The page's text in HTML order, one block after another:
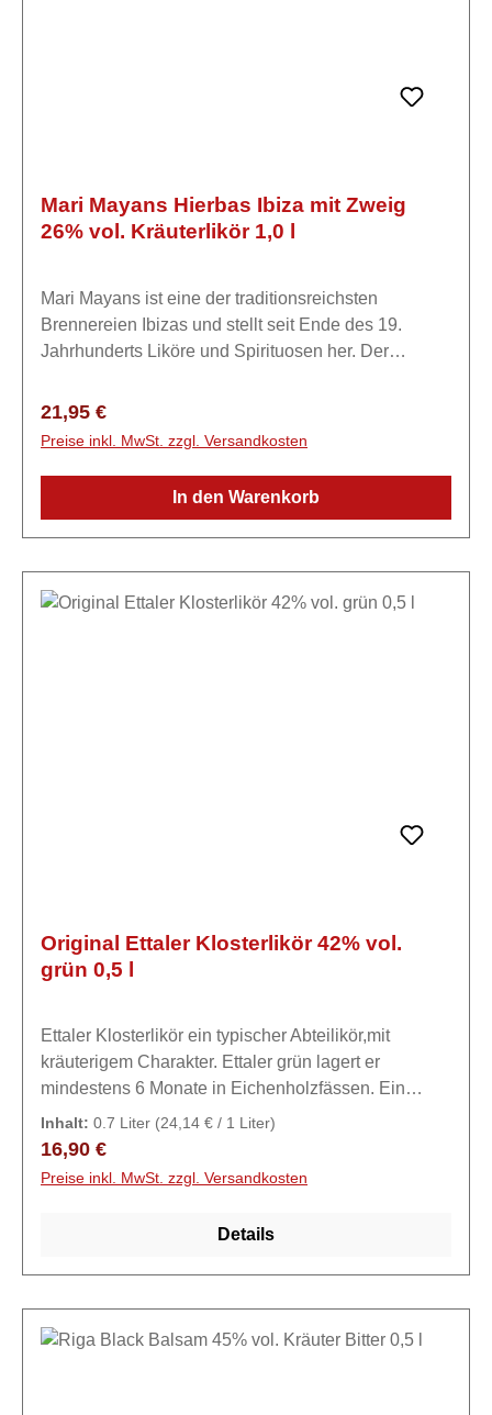
Mari Mayans Hierbas Ibiza mit Zweig
26% vol. Kräuterlikör 1,0 l
Mari Mayans ist eine der traditionsreichsten
Brennereien Ibizas und stellt seit Ende des 19.
Jahrhunderts Liköre und Spirituosen her. Der
Hauses und gilt als regionale
Er gilt als ein repräsentatives Beispiel der
balearischen Likörtradition und ist sowohl für Kenner
süffiger Digestifs geeignet. Der Hierbas Ibicencas
wird nach traditioneller Methode durch Mazeration
Regulärer Preis:
21,95 €
Preise inkl. MwSt. zzgl. Versandkosten
In den Warenkorb
Original Ettaler Klosterlikör 42% vol.
grün 0,5 l
Ettaler Klosterlikör ein typischer Abteilikör,mit
kräuterigem Charakter. Ettaler grün lagert er
mindestens 6 Monate in Eichenholzfässen. Ein
fruchtiges Aroma, im Geschmack nicht so süß, mild
dennoch angenehm zu trinken.
Inhalt: 0.7 Liter (24,14 € / 1 Liter)
Regulärer Preis:
16,90 €
Preise inkl. MwSt. zzgl. Versandkosten
Details